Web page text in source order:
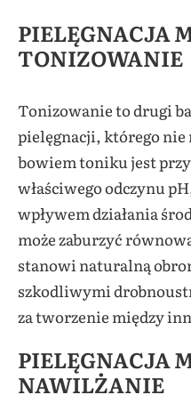
PIELĘGNACJA
TONIZOWANIE
Tonizowanie to drugi
pielęgnacji, którego nie
bowiem toniku jest
właściwego odczynu
wpływem działania
może zaburzyć
stanowi naturalną
szkodliwymi
za tworzenie między
PIELĘGNACJA
NAWILŻANIE